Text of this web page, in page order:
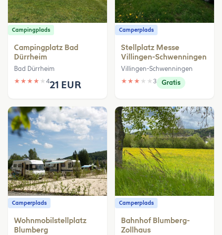
Campingplads
Campingplatz Bad
Dürrheim
Bad Dürrheim
★ ★ ★ ★ ★ 421 EUR
Camperplads
Stellplatz Messe
Villingen-Schwenningen
Villingen-Schwenningen
★ ★ ★ ★ ★ 3 Gratis
Camperplads
Wohnmobilstellplatz
Blumberg
Camperplads
Bahnhof Blumberg-
Zollhaus